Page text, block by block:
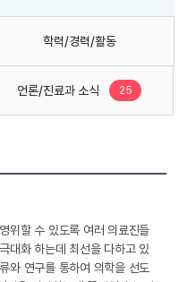
학력/경력/활동
언론/진료과 소식 25
위할 수 있도록 여러 의료진들
대화 하는데 최선을 다하고 있
와 연구를 통하여 의학을 선도